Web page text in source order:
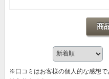
商
※口コミはお客様の個人的な感想